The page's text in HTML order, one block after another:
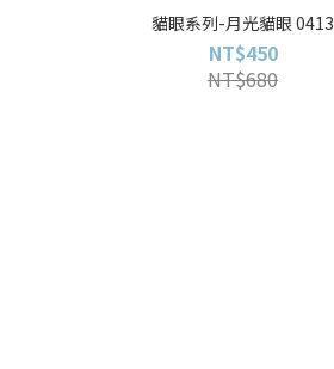
貓眼系列-月光貓眼 0413
NT$450
NT$680